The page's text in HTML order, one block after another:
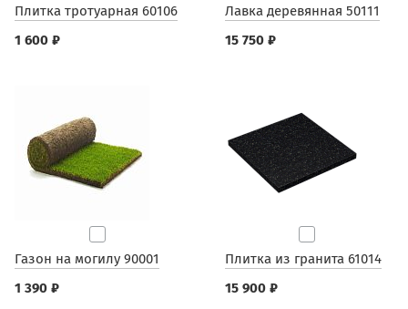
Плитка тротуарная 60106
1 600 ₽
Лавка деревянная 50111
15 750 ₽
Газон на могилу 90001
1 390 ₽
Плитка из гранита 61014
15 900 ₽